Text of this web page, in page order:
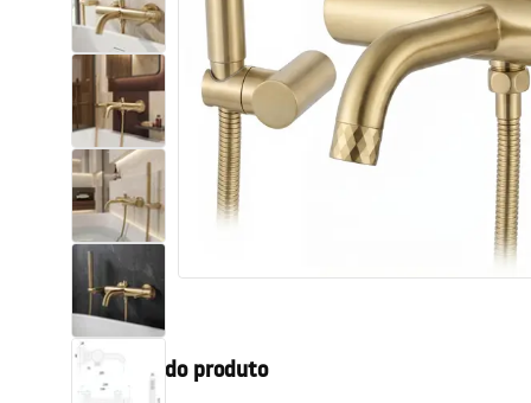
Lava-louças e lavatórios de casa
de banho
Cabinas de duche de casa de
banho
Misturadores de casa de banho
Chuveiros de casa de banho
Cozinha
Descrição do produto